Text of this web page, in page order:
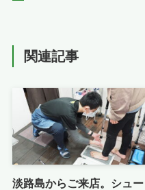
関連記事
淡路島からご来店。シュー